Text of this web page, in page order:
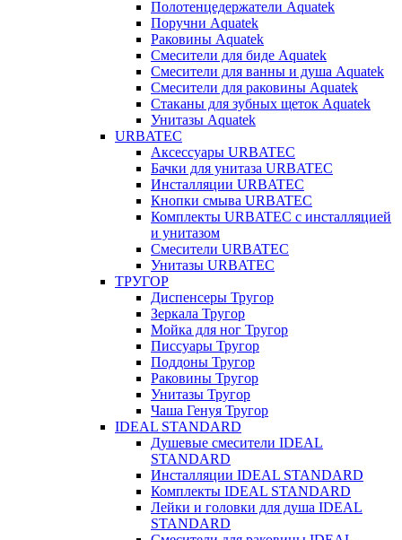
Полотенцедержатели Aquatek
Поручни Aquatek
Раковины Aquatek
Смесители для биде Aquatek
Смесители для ванны и душа Aquatek
Смесители для раковины Aquatek
Стаканы для зубных щеток Aquatek
Унитазы Aquatek
URBATEC
Аксессуары URBATEC
Бачки для унитаза URBATEC
Инсталляции URBATEC
Кнопки смыва URBATEC
Комплекты URBATEC с инсталляцией
и унитазом
Смесители URBATEC
Унитазы URBATEC
ТРУГОР
Диспенсеры Тругор
Зеркала Тругор
Мойка для ног Тругор
Писсуары Тругор
Поддоны Тругор
Раковины Тругор
Унитазы Тругор
Чаша Генуя Тругор
IDEAL STANDARD
Душевые смесители IDEAL
STANDARD
Инсталляции IDEAL STANDARD
Комплекты IDEAL STANDARD
Лейки и головки для душа IDEAL
STANDARD